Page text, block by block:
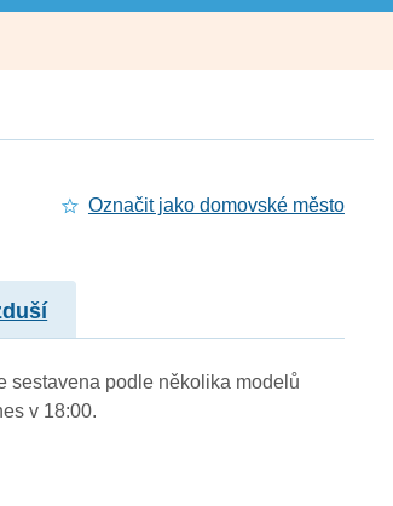
Označit jako domovské město
sestavena podle několika modelů
v 18:00.